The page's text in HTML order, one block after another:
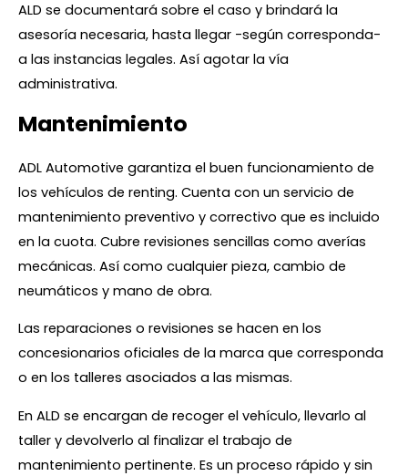
ALD se documentará sobre el caso y brindará la
asesoría necesaria, hasta llegar -según corresponda-
a las instancias legales. Así agotar la vía
administrativa.
Mantenimiento
ADL Automotive garantiza el buen funcionamiento de
los vehículos de renting. Cuenta con un servicio de
mantenimiento preventivo y correctivo que es incluido
en la cuota. Cubre revisiones sencillas como averías
mecánicas. Así como cualquier pieza, cambio de
neumáticos y mano de obra.
Las reparaciones o revisiones se hacen en los
concesionarios oficiales de la marca que corresponda
o en los talleres asociados a las mismas.
En ALD se encargan de recoger el vehículo, llevarlo al
taller y devolverlo al finalizar el trabajo de
mantenimiento pertinente. Es un proceso rápido y sin